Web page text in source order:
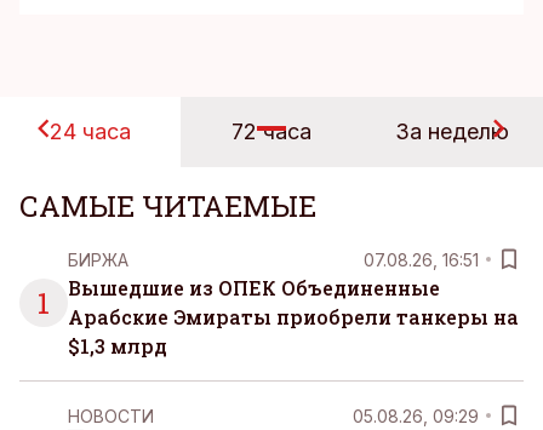
24 часа 72 часа За неделю
САМЫЕ ЧИТАЕМЫЕ
1
БИРЖА 07.08.26, 16:51
Вышедшие из ОПЕК Объединенные
Арабские Эмираты приобрели танкеры на
$1,3 млрд
НОВОСТИ 05.08.26, 09:29